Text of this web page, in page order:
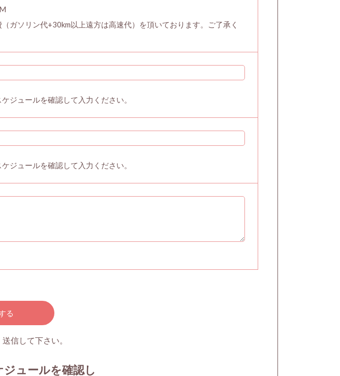
ガソリン代+30km以上遠方は高速代）を頂いております。ご了承く
ジュールを確認して入力ください。
ジュールを確認して入力ください。
信して下さい。
ュールを確認し